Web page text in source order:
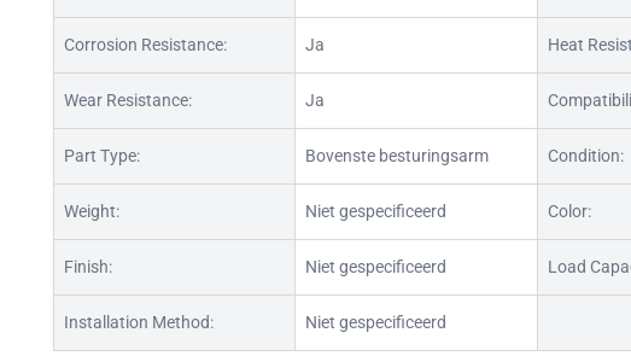
Corrosion Resistance: Ja Heat
Wear Resistance: Ja
Part Type: Bovenste besturingsarm Condition:
Weight: Niet gespecificeerd Color:
Finish: Niet gespecificeerd Load
Installation Method: Niet gespecificeerd